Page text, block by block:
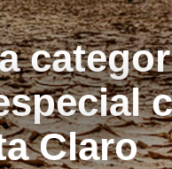
Claro